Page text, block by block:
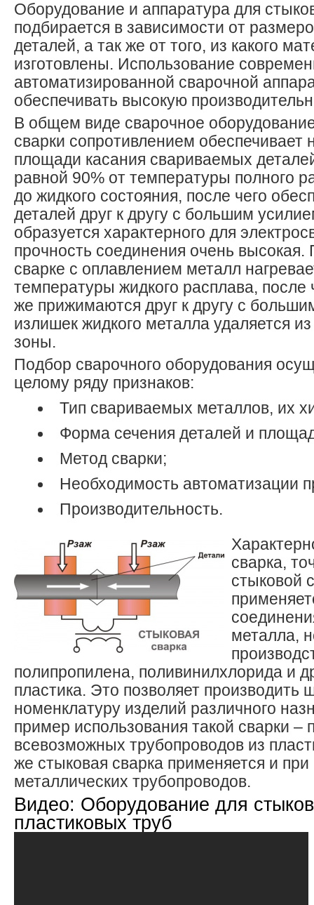
Оборудование и аппаратура для
подбирается в зависимости от
деталей, а так же от того, из какого
изготовлены. Использование
автоматизированной сварочной
обеспечивать высокую
В общем виде сварочное
сварки сопротивлением обеспечивает
площади касания свариваемых
равной 90% от температуры полного
до жидкого состояния, после чего
деталей друг к другу с большим
образуется характерного для
прочность соединения очень высокая.
сварке с оплавлением металл
температуры жидкого расплава, после
же прижимаются друг к другу с
излишек жидкого металла удаляется
зоны.
Подбор сварочного оборудования
целому ряду признаков:
Тип свариваемых металлов, их
Форма сечения деталей и
Метод сварки;
Необходимость автоматизации
Производительность.
сварка,
стыковой
металла,
полипропилена, поливинилхлорида и
пластика. Это позволяет производить
номенклатуру изделий различного
пример использования такой сварки –
всевозможных трубопроводов из
же стыковая сварка применяется и при
металлических трубопроводов.
Видео: Оборудование для
пластиковых труб